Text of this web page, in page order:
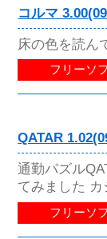
コルマ
床の色を読ん
フリーソ
QATAR
通勤パズル
てみました
フリーソ